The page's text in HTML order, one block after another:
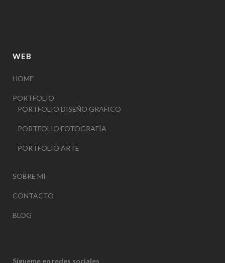
WEB
HOME
PORTFOLIO
PORTFOLIO DISEÑO GRAFICO
PORTFOLIO FOTOGRAFÍA
PORTFOLIO ARTE
SOBRE MI
CONTACTO
BLOG
Sígueme en redes sociales